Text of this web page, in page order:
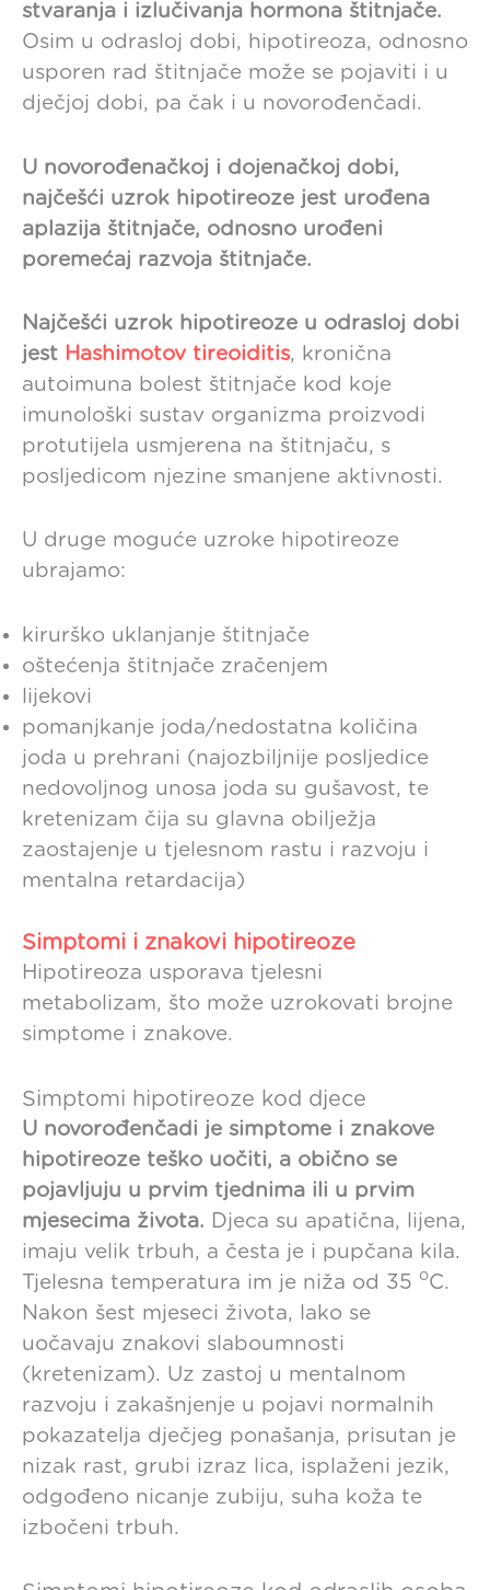
stvaranja i izlučivanja hormona štitnjače.
Osim u odrasloj dobi, hipotireoza, odnosno
usporen rad štitnjače može se pojaviti i u
dječjoj dobi, pa čak i u novorođenčadi.
U novorođenačkoj i dojenačkoj dobi,
najčešći uzrok hipotireoze jest urođena
aplazija štitnjače, odnosno urođeni
poremećaj razvoja štitnjače.
Najčešći uzrok hipotireoze u odrasloj dobi
jest Hashimotov tireoiditis, kronična
autoimuna bolest štitnjače kod koje
imunološki sustav organizma proizvodi
protutijela usmjerena na štitnjaču, s
posljedicom njezine smanjene aktivnosti.
U druge moguće uzroke hipotireoze
ubrajamo:
kirurško uklanjanje štitnjače
oštećenja štitnjače zračenjem
lijekovi
pomanjkanje joda/nedostatna količina
joda u prehrani (najozbiljnije posljedice
nedovoljnog unosa joda su gušavost, te
kretenizam čija su glavna obilježja
zaostajenje u tjelesnom rastu i razvoju i
mentalna retardacija)
Simptomi i znakovi hipotireoze
Hipotireoza usporava tjelesni
metabolizam, što može uzrokovati brojne
simptome i znakove.
Simptomi hipotireoze kod djece
U novorođenčadi je simptome i znakove
hipotireoze teško uočiti, a obično se
pojavljuju u prvim tjednima ili u prvim
mjesecima života. Djeca su apatična, lijena,
imaju velik trbuh, a česta je i pupčana kila.
Tjelesna temperatura im je niža od 35 oC.
Nakon šest mjeseci života, lako se
uočavaju znakovi slaboumnosti
(kretenizam). Uz zastoj u mentalnom
razvoju i zakašnjenje u pojavi normalnih
pokazatelja dječjeg ponašanja, prisutan je
nizak rast, grubi izraz lica, isplaženi jezik,
odgođeno nicanje zubiju, suha koža te
izbočeni trbuh.